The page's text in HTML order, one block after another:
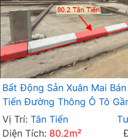
Bất Động Sản Xuân Mai
Tiến Đường Thông Ô Tô
Vị Trí: Tân Tiến
Diện Tích: 80.2m²